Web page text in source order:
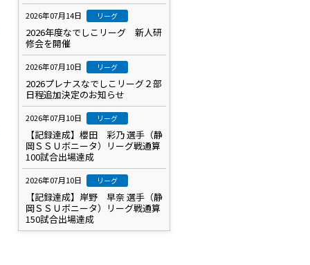
2026年07月14日 リーグ
2026年度なでしこリーグ 新人研
修会を開催
2026年07月10日 リーグ
2026プレナスなでしこリーグ２部
日程追加決定のお知らせ
2026年07月10日 リーグ
【記録達成】櫻田 彩乃 選手（静
岡ＳＳＵボニータ）リーグ戦通算
100試合出場達成
2026年07月10日 リーグ
【記録達成】岸野 早奈 選手（静
岡ＳＳＵボニータ）リーグ戦通算
150試合出場達成